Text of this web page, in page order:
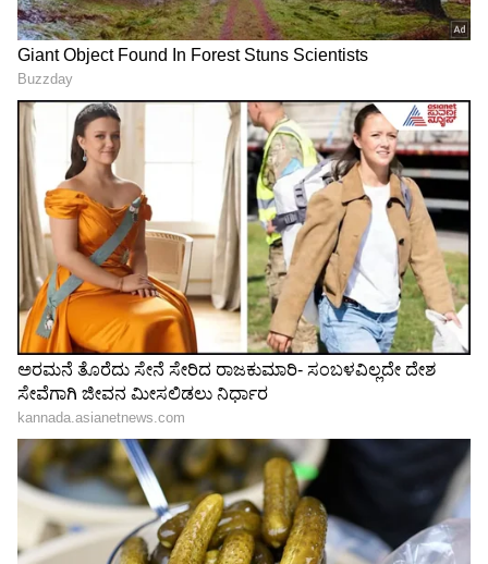
"ರಾಜಕೀಯ ಬೇಡ, ಸಿನಿಮಾನೇ ಪ್ರಾಣ":
ಕನಕೋತ್ಸವದಲ್ಲಿ ರಿಷಬ್ ಶೆಟ್ಟಿ | Rishab
Shetty speech | Suvarna News
ಶೇ.50 ರಿಂದ ಶೇ.18 ಕ್ಕೆ TAX ಇಳಿಕೆ: ಮೋದಿ-
ಟ್ರಂಪ್ ಐತಿಹಾಸಿಕ ಒಪ್ಪಂದ | India US
Trade Deal | Party Rounds